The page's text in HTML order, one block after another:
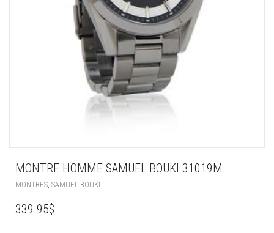
MONTRE HOMME SAMUEL BOUKI 31019M
MONTRES SAMUEL BOUKI
339.95$